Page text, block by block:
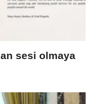
sesi olmaya